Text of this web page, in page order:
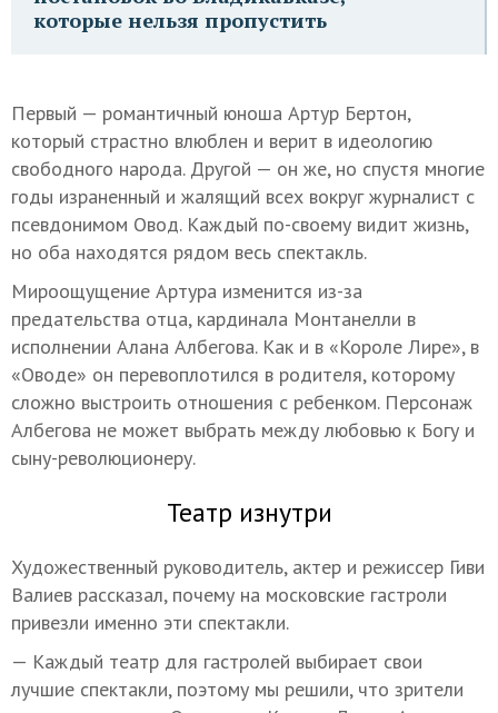
которые нельзя пропустить
Первый — романтичный юноша Артур Бертон,
который страстно влюблен и верит в идеологию
свободного народа. Другой — он же, но спустя многие
годы израненный и жалящий всех вокруг журналист с
псевдонимом Овод. Каждый по-своему видит жизнь,
но оба находятся рядом весь спектакль.
Мироощущение Артура изменится из-за
предательства отца, кардинала Монтанелли в
исполнении Алана Албегова. Как и в «Короле Лире», в
«Оводе» он перевоплотился в родителя, которому
сложно выстроить отношения с ребенком. Персонаж
Албегова не может выбрать между любовью к Богу и
сыну-революционеру.
Театр изнутри
Художественный руководитель, актер и режиссер Гиви
Валиев рассказал, почему на московские гастроли
привезли именно эти спектакли.
— Каждый театр для гастролей выбирает свои
лучшие спектакли, поэтому мы решили, что зрители